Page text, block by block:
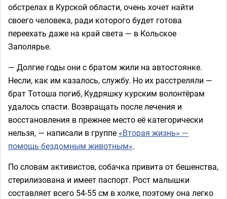
обстрелах в Курской области, очень хочет найти
своего человека, ради которого будет готова
переехать даже на край света — в Кольское
Заполярье.
— Долгие годы они с братом жили на автостоянке.
Несли, как им казалось, службу. Но их расстреляли —
брат Тотоша погиб, Кудряшку курским волонтёрам
удалось спасти. Возвращать после лечения и
восстановления в прежнее место её категорически
нельзя, — написали в группе «Вторая жизнь» —
помощь бездомным животным».
По словам активистов, собачка привита от бешенства,
стерилизована и имеет паспорт. Рост малышки
составляет всего 54-55 см в холке, поэтому она легко